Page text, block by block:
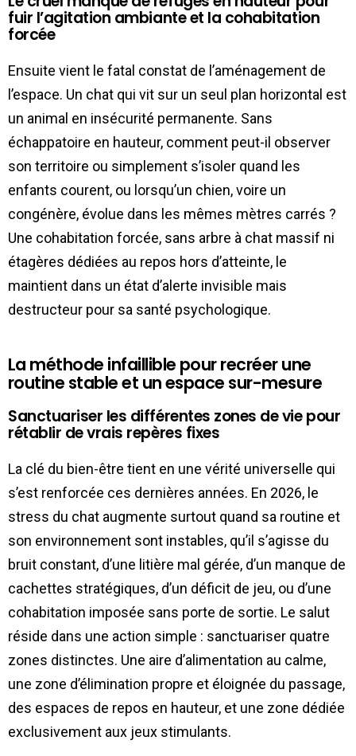
fuir l’agitation ambiante et la cohabitation
forcée
Ensuite vient le fatal constat de l’aménagement de
l’espace. Un chat qui vit sur un seul plan horizontal est
un animal en insécurité permanente. Sans
échappatoire en hauteur, comment peut-il observer
son territoire ou simplement s’isoler quand les
enfants courent, ou lorsqu’un chien, voire un
congénère, évolue dans les mêmes mètres carrés ?
Une cohabitation forcée, sans arbre à chat massif ni
étagères dédiées au repos hors d’atteinte, le
maintient dans un état d’alerte invisible mais
destructeur pour sa santé psychologique.
La méthode infaillible pour recréer une
routine stable et un espace sur-mesure
Sanctuariser les différentes zones de vie pour
rétablir de vrais repères fixes
La clé du bien-être tient en une vérité universelle qui
s’est renforcée ces dernières années. En 2026, le
stress du chat augmente surtout quand sa routine et
son environnement sont instables, qu’il s’agisse du
bruit constant, d’une litière mal gérée, d’un manque de
cachettes stratégiques, d’un déficit de jeu, ou d’une
cohabitation imposée sans porte de sortie. Le salut
réside dans une action simple : sanctuariser quatre
zones distinctes. Une aire d’alimentation au calme,
une zone d’élimination propre et éloignée du passage,
des espaces de repos en hauteur, et une zone dédiée
exclusivement aux jeux stimulants.